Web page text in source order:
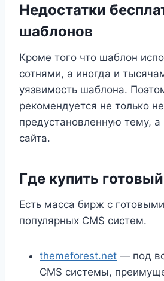
Недостатки
шаблонов
Кроме того что шаблон
сотнями, а иногда и
уязвимость шаблона.
рекомендуется не только
предустановленную тему, а
сайта.
Где купить
Есть масса бирж с
популярных CMS систем.
themeforest.net — под
CMS системы,